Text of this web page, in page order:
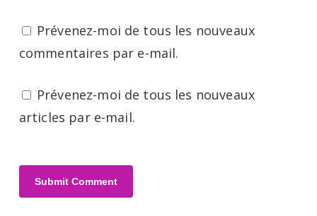
Prévenez-moi de tous les nouveaux
commentaires par e-mail.
Prévenez-moi de tous les nouveaux
articles par e-mail.